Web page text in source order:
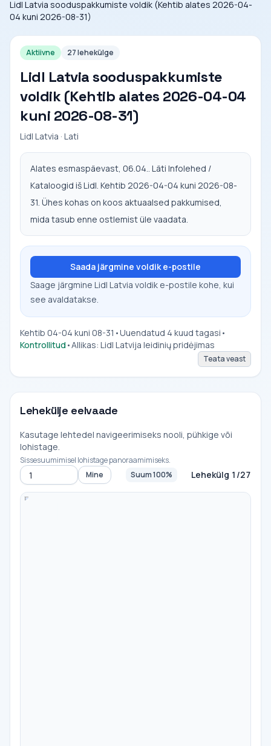
Lidl Latvia sooduspakkumiste voldik (Kehtib alates 2026-04-
04 kuni 2026-08-31)
Aktiivne 27 lehekülge
Lidl Latvia sooduspakkumiste
voldik (Kehtib alates 2026-04-04
kuni 2026-08-31)
Lidl Latvia · Lati
Alates esmaspäevast, 06.04.. Läti Infolehed /
Kataloogid iš Lidl. Kehtib 2026-04-04 kuni 2026-08-
31. Ühes kohas on koos aktuaalsed pakkumised,
mida tasub enne ostlemist üle vaadata.
Saada järgmine voldik e-postile
Saage järgmine Lidl Latvia voldik e-postile kohe, kui
see avaldatakse.
Kehtib 04-04 kuni 08-31 •Uuendatud 4 kuud tagasi •
Kontrollitud •Allikas: Lidl Latvija leidinių pridėjimas
Teata veast
Lehekülje eelvaade
Kasutage lehtedel navigeerimiseks nooli, pühkige või
lohistage.
Sissesuumimisel lohistage panoraamimiseks.
Mine lehele Mine Suum 100% Lehekülg 1/27